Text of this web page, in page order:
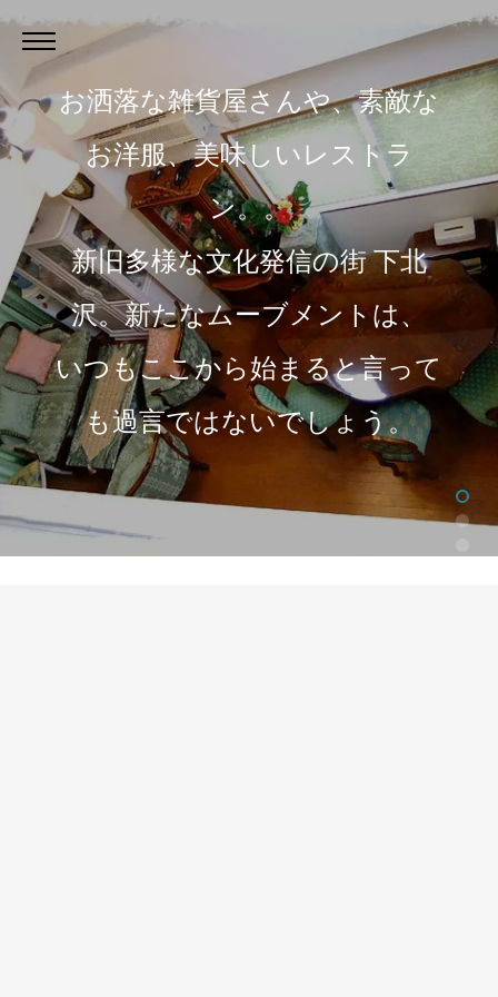
お洒落な雑貨屋さんや、素敵な
お洋服、美味しいレストラ
ン。。
新旧多様な文化発信の街 下北
沢。新たなムーブメントは、
いつもここから始まると言って
も過言ではないでしょう。